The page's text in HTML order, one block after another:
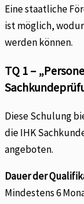
Eine staatliche
ist möglich,
werden können.
TQ 1 –
Diese Schulung
die IHK
angeboten.
Dauer der
Mindestens 6